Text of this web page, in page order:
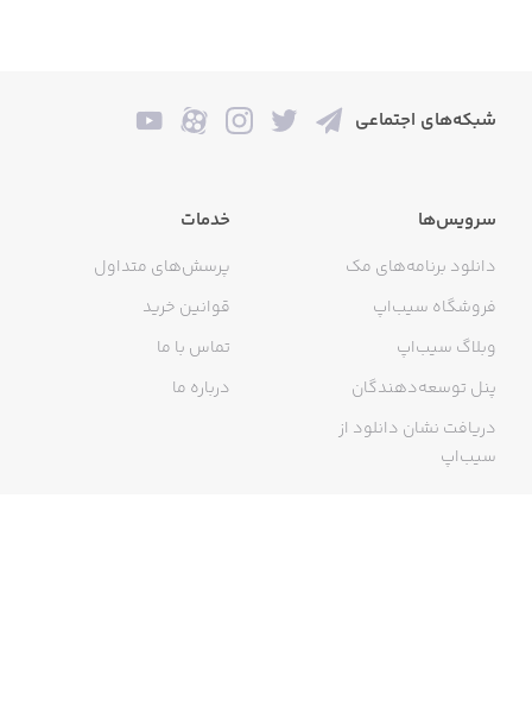
شبکه‌های اجتماعی
سرویس‌ها
دانلود برنامه‌های مک
فروشگاه سیب‌اپ
وبلاگ سیب‌اپ
پنل توسعه‌دهندگان
دریافت نشان دانلود از
سیب‌اپ
خدمات
پرسش‌های متداول
قوانین خرید
تماس با ما
درباره ما